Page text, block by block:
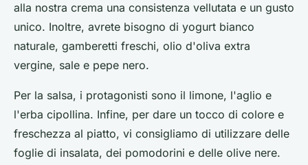
alla nostra crema una consistenza vellutata e un gusto
unico. Inoltre, avrete bisogno di yogurt bianco
naturale, gamberetti freschi, olio d'oliva extra
vergine, sale e pepe nero.
Per la salsa, i protagonisti sono il limone, l'aglio e
l'erba cipollina. Infine, per dare un tocco di colore e
freschezza al piatto, vi consigliamo di utilizzare delle
foglie di insalata, dei pomodorini e delle olive nere.